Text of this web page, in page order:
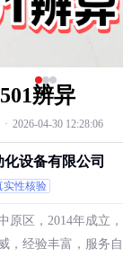
辨异
· 2026-04-30 12:28:06
设备有限公司
实性核验
原区，2014年成立
，经验丰富，服务自